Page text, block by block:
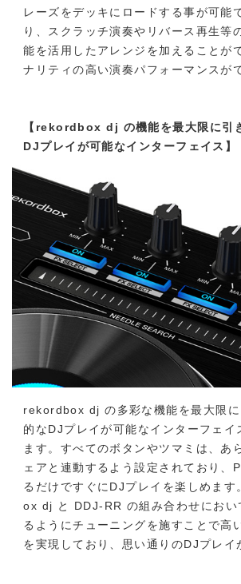
レーズをデッキにロードする事が可能
り、スクラッチ演奏やリバース再生等
能を活用したアレンジを加えることが
ナリティの高い演奏パフォーマンスが
【rekordbox dj の機能を最大限に引
DJプレイが可能なインターフェイス】
rekordbox dj の多彩な機能を最大限に
的なDJプレイが可能なインターフェイ
ます。すべてのボタンやツマミは、あ
ェアと連動するよう設定されており、
るだけですぐにDJプレイを楽しめま
ox dj と DDJ-RR の組み合わせにおい
るようにチューニングを施すことで高
を実現しており、思い通りのDJプレイ